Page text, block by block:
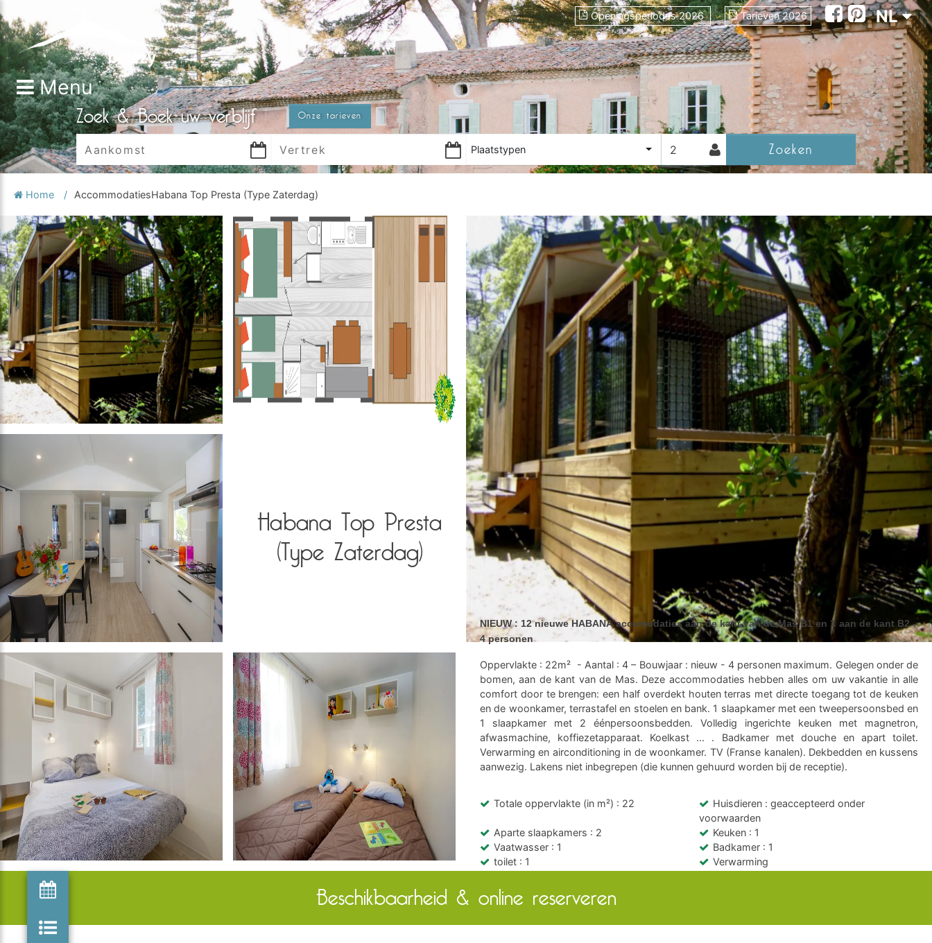
Menu
Openingsperiodes 2026 Tarieven 2026 NL
Zoek & Boek uw verblijf Onze tarieven
Plaatstypen Zoeken
Home AccommodatiesHabana Top Presta (Type Zaterdag)
Habana Top Presta
(Type Zaterdag)
NIEUW : 12 nieuwe HABANA accomodaties aan de kant van de Mas B1 en 1 aan de kant B2 –
4 personen
Oppervlakte : 22m² - Aantal : 4 – Bouwjaar : nieuw - 4 personen maximum. Gelegen onder de
bomen, aan de kant van de Mas. Deze accommodaties hebben alles om uw vakantie in alle
comfort door te brengen: een half overdekt houten terras met directe toegang tot de keuken
en de woonkamer, terrastafel en stoelen en bank. 1 slaapkamer met een tweepersoonsbed en
1 slaapkamer met 2 éénpersoonsbedden. Volledig ingerichte keuken met magnetron,
afwasmachine, koffiezetapparaat. Koelkast ... . Badkamer met douche en apart toilet.
Verwarming en airconditioning in de woonkamer. TV (Franse kanalen). Dekbedden en kussens
aanwezig. Lakens niet inbegrepen (die kunnen gehuurd worden bij de receptie).
Totale oppervlakte (in m²) : 22 Huisdieren : geaccepteerd onder
voorwaarden
Aparte slaapkamers : 2 Keuken : 1
Vaatwasser : 1 Badkamer : 1
toilet : 1
Verwarming
Collectieve wifi
Beschikbaarheid & online reserveren